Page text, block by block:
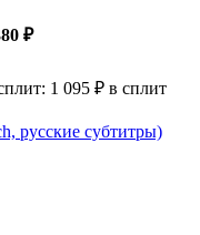
₽
1 095 ₽ в сплит
русские субтитры)